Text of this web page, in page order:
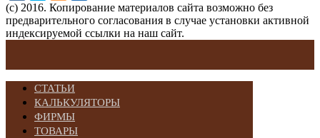
(с) 2016. Копирование материалов сайта возможно без
предварительного согласования в случае установки активной
индексируемой ссылки на наш сайт.
СТАТЬИ
КАЛЬКУЛЯТОРЫ
ФИРМЫ
ТОВАРЫ